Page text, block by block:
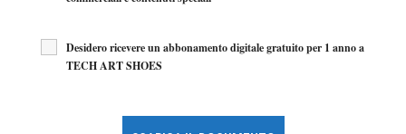
Desidero ricevere un abbonamento digitale gratuito per 1 anno a
TECH ART SHOES